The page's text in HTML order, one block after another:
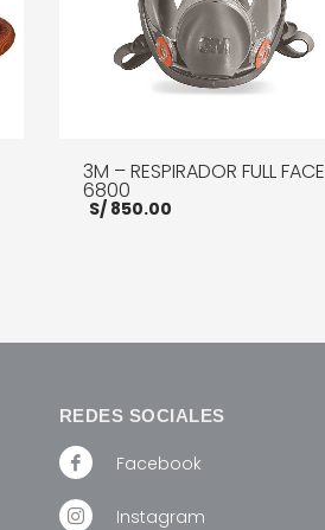
3M – RESPIRADOR FULL FACE
6800
S/850.00
REDES SOCIALES
Facebook
Instagram